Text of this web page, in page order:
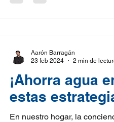
¡Ahorra agua
estas
En nuestro hogar, la
Aarón Barragán
23 feb 2024
2 min de